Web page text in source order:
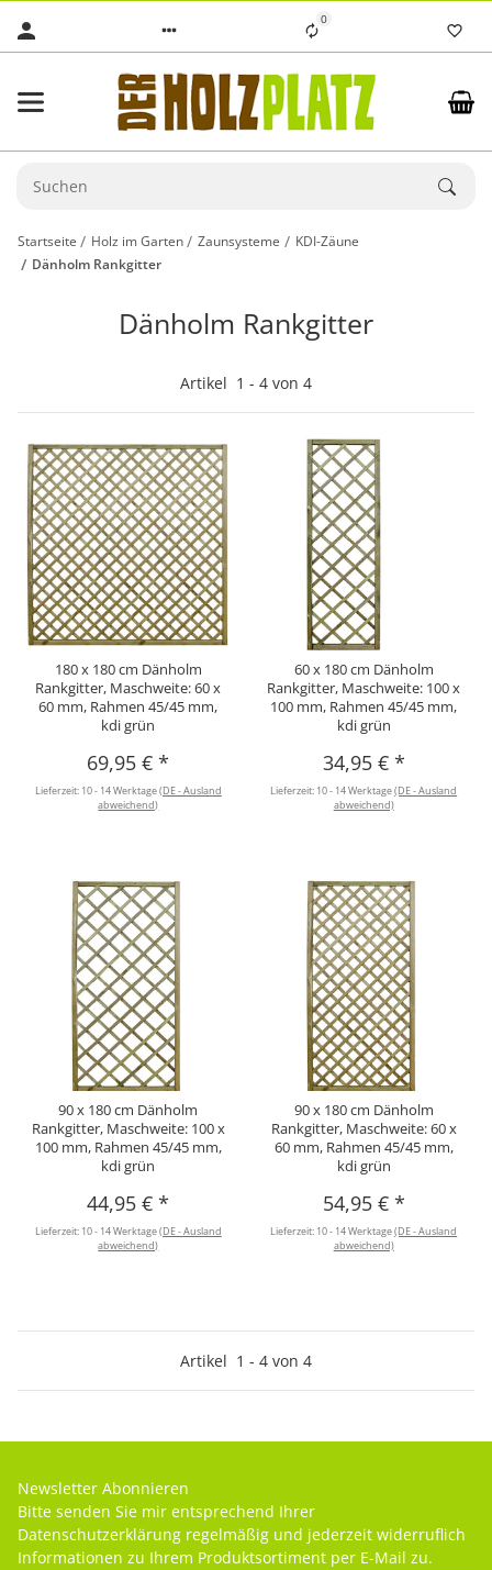
0
Startseite Holz im Garten Zaunsysteme
KDI-Zäune
Dänholm Rankgitter
Dänholm Rankgitter
Artikel 1 - 4 von 4
180 x 180 cm Dänholm
Rankgitter, Maschweite: 60 x
60 mm, Rahmen 45/45 mm,
kdi grün
69,95 €*
Lieferzeit: 10 - 14 Werktage(DE - Ausland
abweichend)
60 x 180 cm Dänholm
Rankgitter, Maschweite: 100 x
100 mm, Rahmen 45/45 mm,
kdi grün
34,95 € *
Lieferzeit: 10 - 14 Werktage(DE - Ausland
abweichend)
90 x 180 cm Dänholm
Rankgitter, Maschweite: 100 x
100 mm, Rahmen 45/45 mm,
kdi grün
44,95 €*
Lieferzeit: 10 - 14 Werktage(DE - Ausland
abweichend)
90 x 180 cm Dänholm
Rankgitter, Maschweite: 60 x
60 mm, Rahmen 45/45 mm,
kdi grün
54,95 € *
Lieferzeit: 10 - 14 Werktage(DE - Ausland
abweichend)
Artikel 1 - 4 von 4
Newsletter Abonnieren
Bitte senden Sie mir entsprechend Ihrer
Datenschutzerklärung regelmäßig und jederzeit widerruflich
Informationen zu Ihrem Produktsortiment per E-Mail zu.